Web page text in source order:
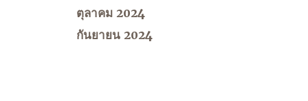
ตุลาคม 2024
กันยายน 2024